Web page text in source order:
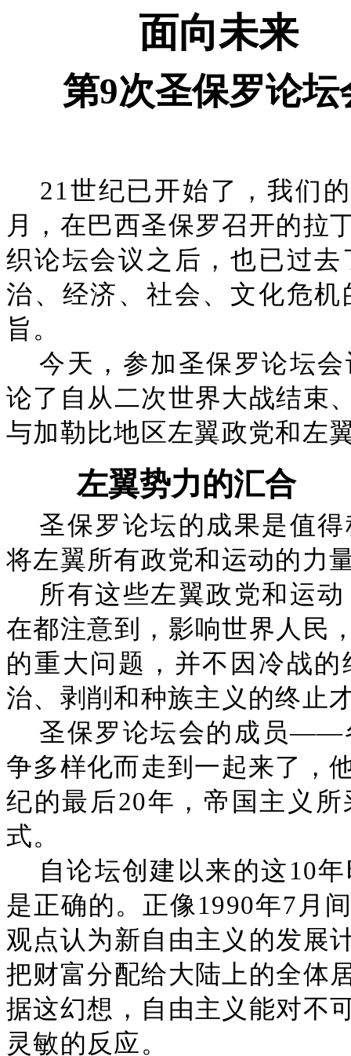
面向未来
第9次圣保罗论
21世纪已开始了，我们
月，在巴西圣保罗召开的拉
织论坛会议之后，也已过
治、经济、社会、文化危
旨。
今天，参加圣保罗论坛
论了自从二次世界大战结束
与加勒比地区左翼政党和左
左翼势力的汇合
圣保罗论坛的成果是值
将左翼所有政党和运动的力
所有这些左翼政党和运
在都注意到，影响世界人民
的重大问题，并不因冷战
治、剥削和种族主义的终止
圣保罗论坛会的成员——
争多样化而走到一起来了，
纪的最后20年，帝国主义
式。
自论坛创建以来的这10
是正确的。正像1990年7月
观点认为新自由主义的发展
把财富分配给大陆上的全体
据这幻想，自由主义能对不
灵敏的反应。